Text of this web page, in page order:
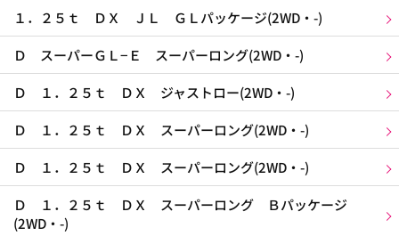
１．２５ｔ ＤＸ ＪＬ ＧＬパッケージ(2WD・-)
Ｄ スーパーＧＬ−Ｅ スーパーロング(2WD・-)
Ｄ １．２５ｔ ＤＸ ジャストロー(2WD・-)
Ｄ １．２５ｔ ＤＸ スーパーロング(2WD・-)
Ｄ １．２５ｔ ＤＸ スーパーロング(2WD・-)
Ｄ １．２５ｔ ＤＸ スーパーロング Ｂパッケージ
(2WD・-)